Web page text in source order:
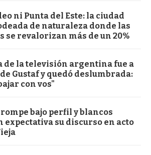
ni Punta del Este: la ciudad
de naturaleza donde las
se revalorizan más de un 20%
de la televisión argentina fue a
Gustaf y quedó deslumbrada:
con vos"
bajo perfil y blancos
expectativa su discurso en acto